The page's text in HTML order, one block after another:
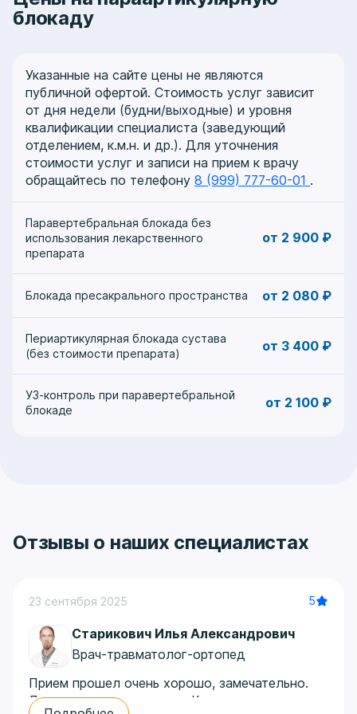
блокаду
Указанные на сайте цены не являются
публичной офертой. Стоимость услуг зависит
от дня недели (будни/выходные) и уровня
квалификации специалиста (заведующий
отделением, к.м.н. и др.). Для уточнения
стоимости услуг и записи на прием к врачу
обращайтесь по телефону 8 (999) 777-60-01 .
Паравертебральная блокада без
использования лекарственного
препарата
от 2 900 ₽
Блокада пресакрального пространства от 2 080 ₽
Периартикулярная блокада сустава
(без стоимости препарата)
от 3 400 ₽
УЗ-контроль при паравертебральной
блокаде
от 2 100 ₽
Отзывы о наших специалистах
23 сентября 2025 5
Старикович Илья Александрович
Врач-травматолог-ортопед
Прием прошел очень хорошо, замечательно.
Доктор знает свое дело. Качественно